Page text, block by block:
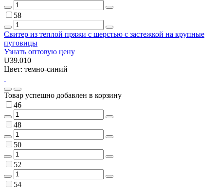
58
Свитер из теплой пряжи с шерстью с застежкой на крупные
пуговицы
Узнать оптовую цену
U39.010
Цвет: темно-синий
Товар успешно добавлен в корзину
46
48
50
52
54